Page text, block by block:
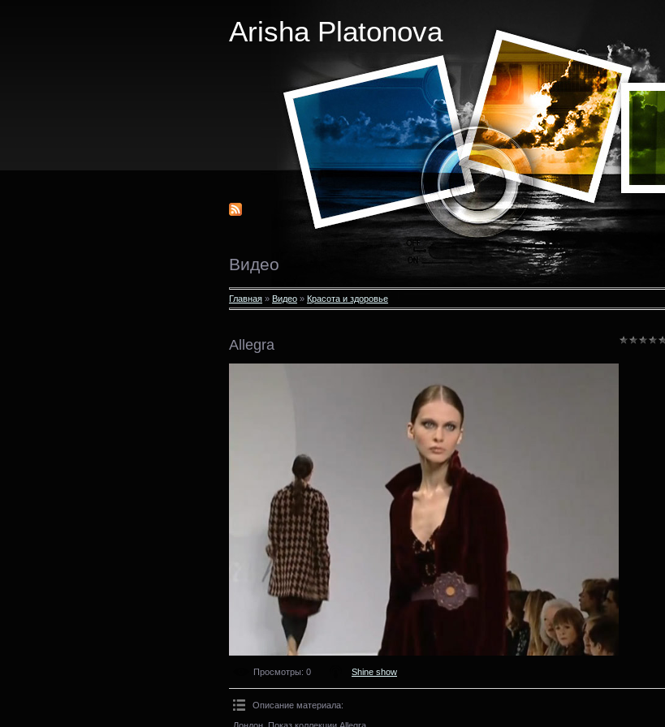
Arisha Platonova
Видео
Главная » Видео » Красота и здоровье
Allegra
Просмотры: 0 Shine show
Описание материала:
Лондон. Показ коллекции Allegra.